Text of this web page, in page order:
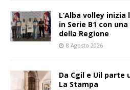
L’Alba volley
in Serie B1 con
della Regione
8 Agosto 2026
Da Cgil e Uil parte
La Stampa